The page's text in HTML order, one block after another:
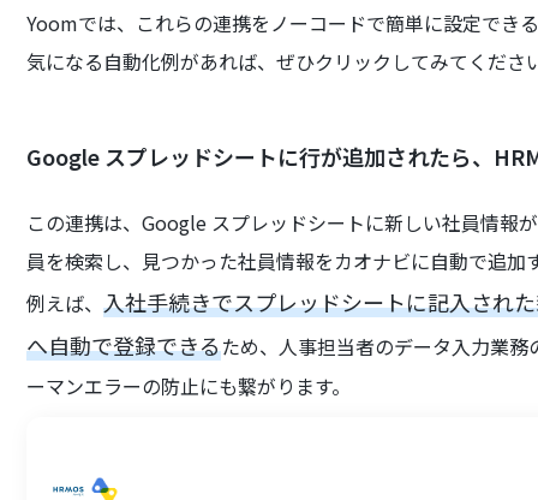
Yoomでは、これらの連携をノーコードで簡単に設定でき
気になる自動化例があれば、ぜひクリックしてみてくださ
Google スプレッドシートに行が追加されたら、
この連携は、Google スプレッドシートに新しい社員情報
員を検索し、見つかった社員情報をカオナビに自動で追加
例えば、入社手続きでスプレッドシートに記入され
へ自動で登録できるため、人事担当者のデータ入力業
ーマンエラーの防止にも繋がります。